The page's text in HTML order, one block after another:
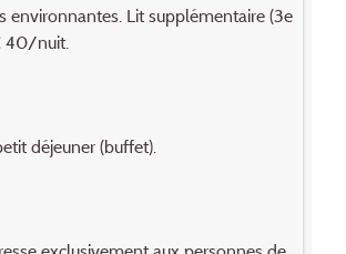
environnantes. Lit supplémentaire (3e
40/nuit.
déjeuner (buffet).